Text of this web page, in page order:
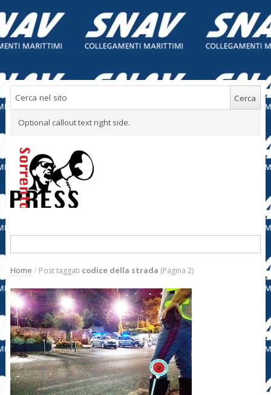
Optional callout text right side.
Home / Post taggati codice della strada (Pagina 2)